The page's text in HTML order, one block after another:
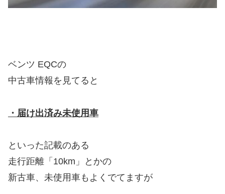
ベンツ EQCの
中古車情報を見てると
・届け出済み未使用車
といった記載のある
走行距離「10km」とかの
新古車、未使用車もよくでてますが